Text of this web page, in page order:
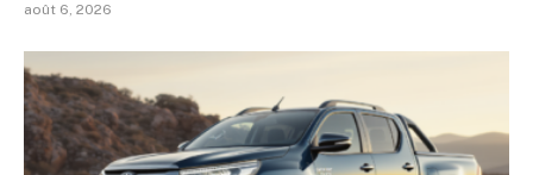
août 6, 2026